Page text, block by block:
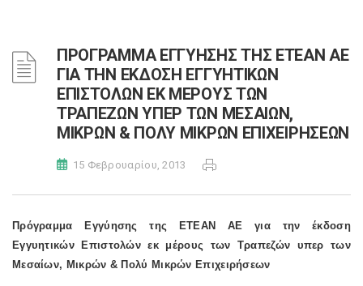
ΠΡΟΓΡΑΜΜΑ ΕΓΓΥΗΣΗΣ ΤΗΣ ΕΤΕΑΝ ΑΕ
ΓΙΑ ΤΗΝ ΕΚΔΟΣΗ ΕΓΓΥΗΤΙΚΩΝ
ΕΠΙΣΤΟΛΩΝ ΕΚ ΜΕΡΟΥΣ ΤΩΝ
ΤΡΑΠΕΖΩΝ ΥΠΕΡ ΤΩΝ ΜΕΣΑΙΩΝ,
ΜΙΚΡΩΝ & ΠΟΛΥ ΜΙΚΡΩΝ ΕΠΙΧΕΙΡΗΣΕΩΝ
15 Φεβρουαρίου, 2013
Πρόγραμμα Εγγύησης της ΕΤΕΑΝ ΑΕ για την έκδοση
Εγγυητικών Επιστολών εκ μέρους των Τραπεζών υπερ των
Μεσαίων, Μικρών & Πολύ Μικρών Επιχειρήσεων